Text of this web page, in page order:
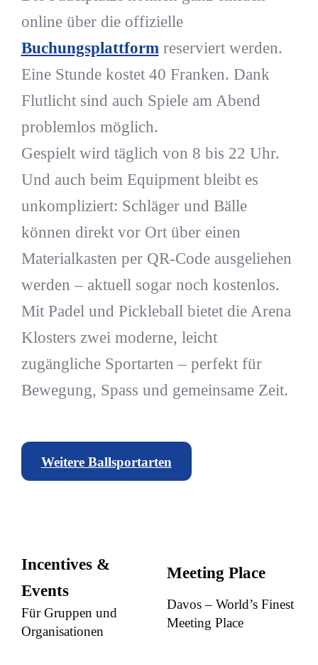
online über die offizielle
Buchungsplattformreserviert werden.
Eine Stunde kostet 40 Franken. Dank
Flutlicht sind auch Spiele am Abend
problemlos möglich.
Gespielt wird täglich von 8 bis 22 Uhr.
Und auch beim Equipment bleibt es
unkompliziert: Schläger und Bälle
können direkt vor Ort über einen
Materialkasten per QR-Code ausgeliehen
werden – aktuell sogar noch kostenlos.
Mit Padel und Pickleball bietet die Arena
Klosters zwei moderne, leicht
zugängliche Sportarten – perfekt für
Bewegung, Spass und gemeinsame Zeit.
Weitere Ballsportarten
Incentives &
Events
Für Gruppen und
Organisationen
Meeting Place
Davos – World’s Finest
Meeting Place